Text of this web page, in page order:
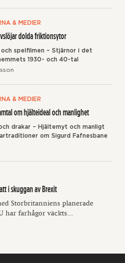
& MEDIER
dolda friktionsytor
spelfilmen – Stjärnor i det
1930- och 40-tal
& MEDIER
om hjälteideal och manlighet
drakar – Hjältemyt och manligt
om Sigurd Fafnesbane
i skuggan av Brexit
Storbritanniens planerade
har farhågor väckts...